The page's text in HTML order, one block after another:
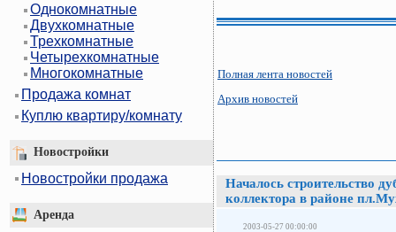
Однокомнатные
Двухкомнатные
Трехкомнатные
Четырехкомнатные
Многокомнатные
Продажа комнат
Куплю квартиру/комнату
Новостройки
Новостройки продажа
Аренда
Полная лента новостей
Архив новостей
Началось строительство
коллектора в районе
2003-05-27 00:00:00